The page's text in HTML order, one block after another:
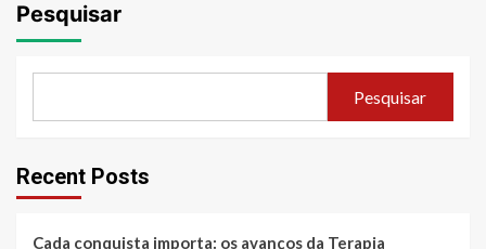
Pesquisar
Pesquisar
Recent Posts
Cada conquista importa: os avanços da Terapia